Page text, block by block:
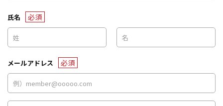
氏名 必須
メールアドレス 必須